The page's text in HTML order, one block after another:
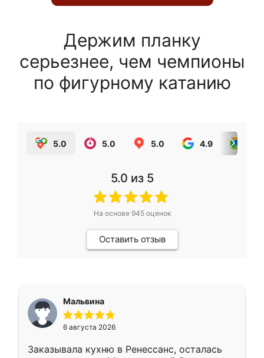
Держим планку
серьезнее, чем чемпионы
по фигурному катанию
5.0 5.0 5.0 4.9
5.0 из 5
На основе 945оценок
Оставить отзыв
Мальвина
6 августа 2026
Заказывала кухню в Ренессанс, осталась